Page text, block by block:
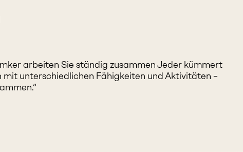
arbeiten Sie ständig zusammen Jeder kümmert
unterschiedlichen Fähigkeiten und Aktivitäten –